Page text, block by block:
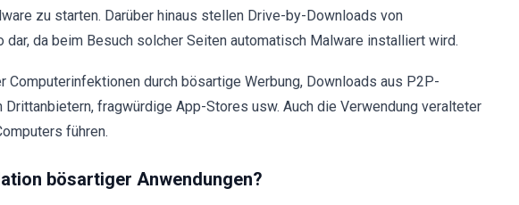
zu starten. Darüber hinaus stellen Drive-by-Downloads von
da beim Besuch solcher Seiten automatisch Malware installiert wird.
Computerinfektionen durch bösartige Werbung, Downloads aus P2P-
fragwürdige App-Stores usw. Auch die Verwendung veralteter
führen.
bösartiger Anwendungen?